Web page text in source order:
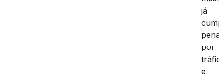
já
por
e